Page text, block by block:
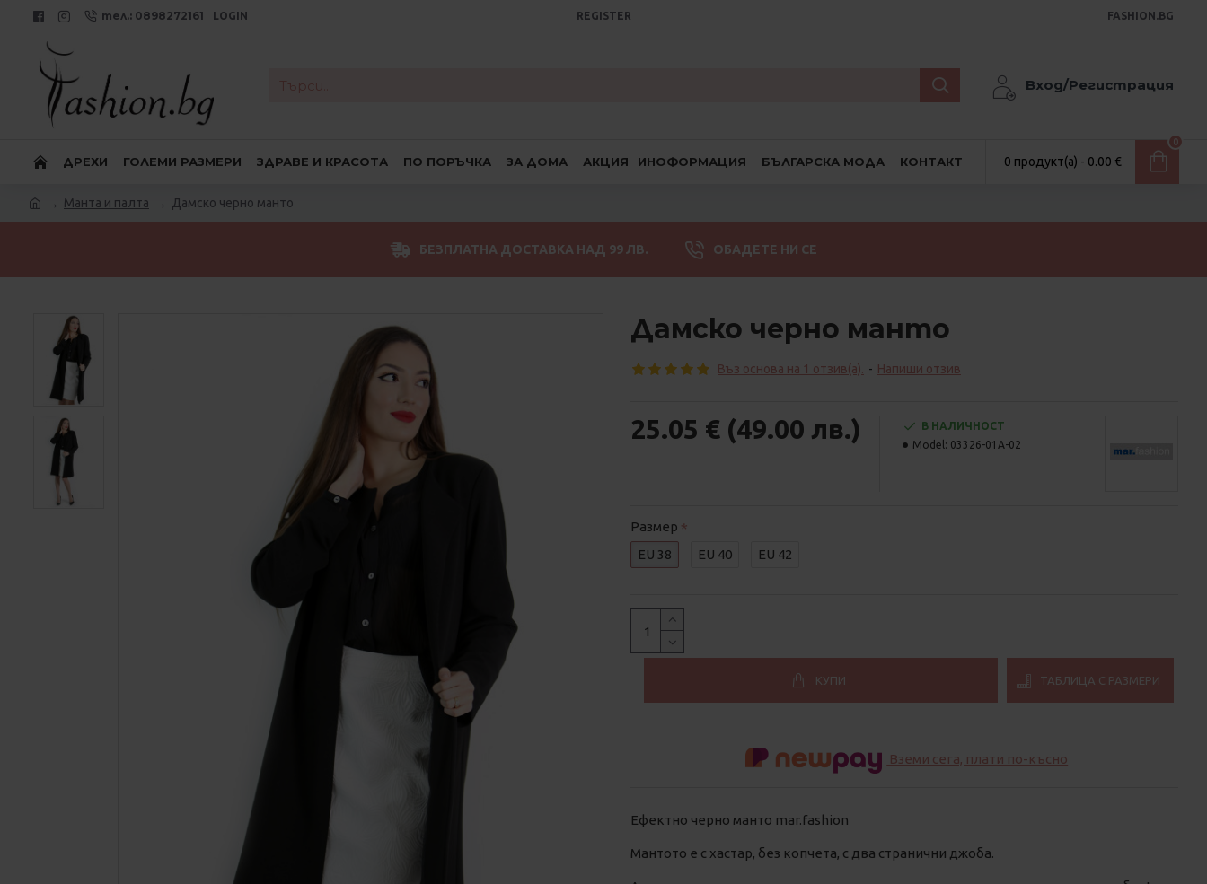
тел.: 0898272161 LOGIN REGISTER FASHION.BG
Вход/Регистрация
ДРЕХИ ГОЛЕМИ РАЗМЕРИ ЗДРАВЕ И КРАСОТА ПО ПОРЪЧКА ЗА ДОМА АКЦИЯ ИНОФОРМАЦИЯ БЪЛГАРСКА МОДА КОНТАКТ 0 продукт(а) - 0.00 €
0
Манта и палта Дамско черно манто
БЕЗПЛАТНА ДОСТАВКА НАД 99 ЛВ. ОБАДЕТЕ НИ СЕ
Дамско черно манто
Въз основа на 1 отзив(а). - Напиши отзив
25.05 € (49.00 лв.)
В НАЛИЧНОСТ
Model: 03326-01А-02
Размер
EU 38
EU 40 EU 42
КУПИ ТАБЛИЦА С РАЗМЕРИ
Вземи сега, плати по-късно
Ефектно черно манто mar.fashion
Мантото е с хастар, без копчета, с два странични джоба.